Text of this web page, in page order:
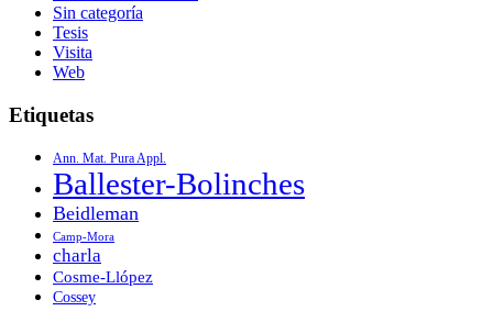
Sin categoría
Tesis
Visita
Web
Etiquetas
Ann. Mat. Pura Appl.
Ballester-Bolinches
Beidleman
Camp-Mora
charla
Cosme-Llópez
Cossey